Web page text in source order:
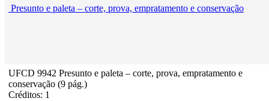
Presunto e paleta – corte, prova, empratamento e conservação
UFCD 9942 Presunto e paleta – corte, prova, empratamento e
conservação (9 pág.)
Créditos: 1